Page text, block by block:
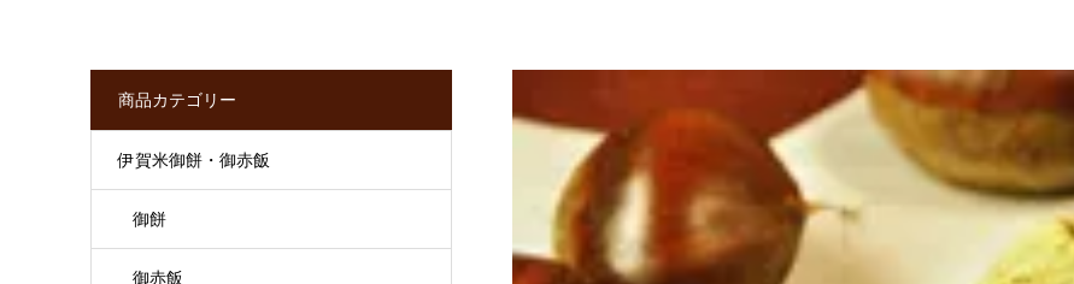
商品カテゴリー
伊賀米御餅・御赤飯
御餅
御赤飯